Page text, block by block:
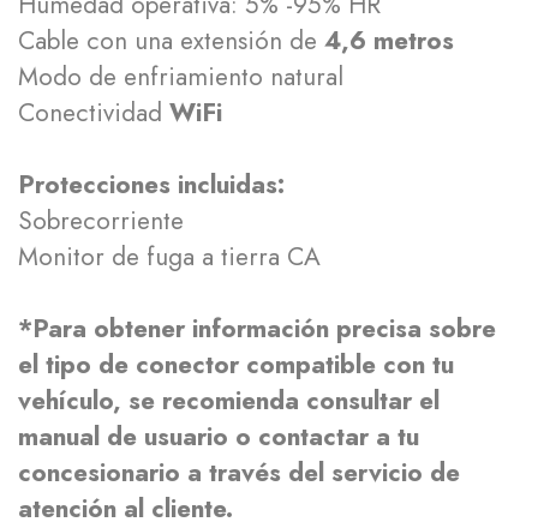
Cable con una extensión de 4,6 metros
Modo de enfriamiento natural
Conectividad WiFi
Protecciones incluidas:
Sobrecorriente
Monitor de fuga a tierra CA
*Para obtener información precisa sobre
el tipo de conector compatible con tu
vehículo, se recomienda consultar el
manual de usuario o contactar a tu
concesionario a través del servicio de
atención al cliente.